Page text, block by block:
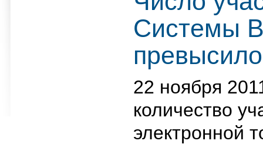
Системы
22 ноября
количество
электронной